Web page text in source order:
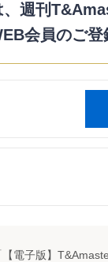
1993/01.htm
週刊
会員のご登
電子版】